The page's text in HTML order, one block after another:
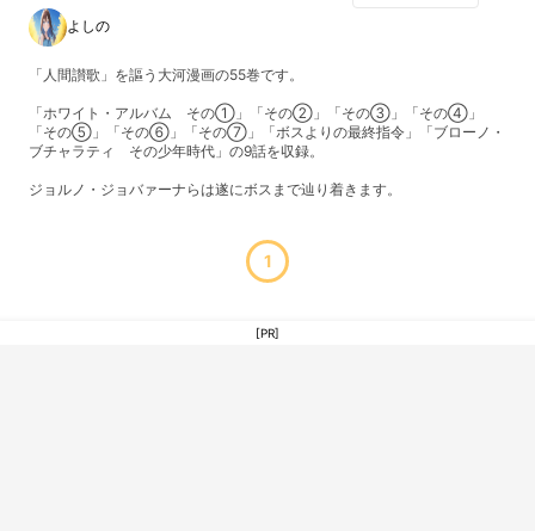
よしの
「人間讃歌」を謳う大河漫画の55巻です。
「ホワイト・アルバム その①」「その②」「その③」「その④」
「その⑤」「その⑥」「その⑦」「ボスよりの最終指令」「ブローノ・
ブチャラティ その少年時代」の9話を収録。
ジョルノ・ジョバァーナらは遂にボスまで辿り着きます。
1
[PR]